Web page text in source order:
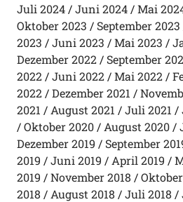
Juli 2024
Juni 2024 Mai
Oktober 2023
September 2023
2023
Juni 2023 Mai 2023
Dezember 2022
September
2022
Juni 2022 Mai 2022
2022
Dezember 2021
2021
August 2021 Juli 2021
Oktober 2020
August 2020
Dezember 2019
September
2019
Juni 2019 April 2019
2019
November 2018
2018
August 2018 Juli 2018